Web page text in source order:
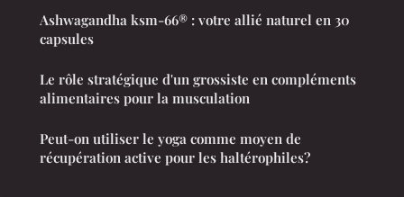
Ashwagandha ksm-66® : votre allié naturel en 30
capsules
Le rôle stratégique d'un grossiste en compléments
alimentaires pour la musculation
Peut-on utiliser le yoga comme moyen de
récupération active pour les haltérophiles?